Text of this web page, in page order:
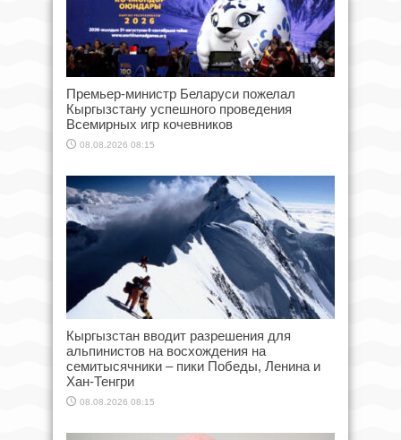
Премьер-министр Беларуси пожелал
Кыргызстану успешного проведения
Всемирных игр кочевников
08.08.2026 08:15
Кыргызстан вводит разрешения для
альпинистов на восхождения на
семитысячники – пики Победы, Ленина и
Хан-Тенгри
08.08.2026 08:15